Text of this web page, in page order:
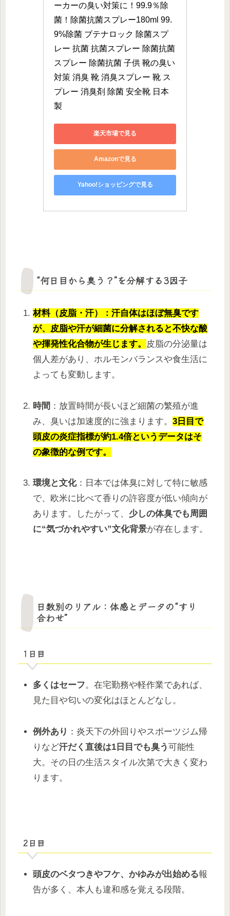
ーカーの臭い対策に！99.9％除
菌！除菌抗菌スプレー180ml 99.
9%除菌 ブテナロック 除菌スプ
レー 抗菌 抗菌スプレー 除菌抗菌
スプレー 除菌抗菌 子供 靴の臭い
対策 消臭 靴 消臭スプレー 靴 ス
プレー 消臭剤 除菌 安全靴 日本
製
楽天市場で見る
Amazonで見る
Yahoo!ショッピングで見る
“何日目から臭う？”を分解する3因子
材料（皮脂・汗）：汗自体はほぼ無臭です
が、皮脂や汗が細菌に分解されると不快な酸
や揮発性化合物が生じます。 皮脂の分泌量は
個人差があり、ホルモンバランスや食生活に
よっても変動します。
時間 ：放置時間が長いほど細菌の繁殖が進
み、臭いは加速度的に強まります。3日目で
頭皮の炎症指標が約1.4倍というデータはそ
の象徴的な例です。
環境と文化：日本では体臭に対して特に敏感
で、欧米に比べて香りの許容度が低い傾向が
あります。したがって、 少しの体臭でも周囲
に“気づかれやすい”文化背景が存在します。
日数別のリアル：体感とデータの“すり
合わせ”
1日目
多くはセーフ。在宅勤務や軽作業であれば、
見た目や匂いの変化はほとんどなし。
例外あり ：炎天下の外回りやスポーツジム帰
りなど汗だく直後は1日目でも臭う可能性
大。その日の生活スタイル次第で大きく変わ
ります。
2日目
頭皮のベタつきやフケ、かゆみが出始める報
告が多く、本人も違和感を覚える段階。